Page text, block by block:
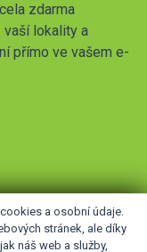
zdarma
lokality a
přímo ve vašem e-
a osobní údaje.
stránek, ale díky
náš web a služby,